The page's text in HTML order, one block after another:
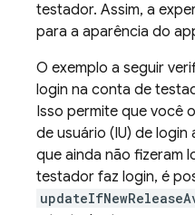
testador. Assim, a
para a aparência do
O exemplo a seguir
login na conta de
Isso permite que você
de usuário (IU) de
que ainda não fizeram
testador faz login, é